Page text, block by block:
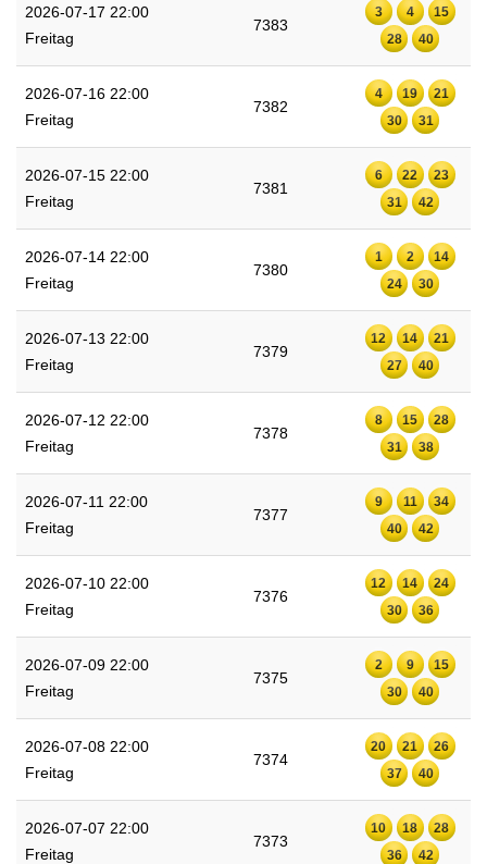
2026-07-17 22:00
Freitag
7383
3 4
15
28
40
2026-07-16 22:00
Freitag
7382
4 19
21
30
31
2026-07-15 22:00
Freitag
7381
6 22
23
31
42
2026-07-14 22:00
Freitag
7380
1 2
14
24
30
2026-07-13 22:00
Freitag
7379
12 14
21
27
40
2026-07-12 22:00
Freitag
7378
8 15
28
31
38
2026-07-11 22:00
Freitag
7377
9 11
34
40
42
2026-07-10 22:00
Freitag
7376
12 14
24
30
36
2026-07-09 22:00
Freitag
7375
2 9
15
30
40
2026-07-08 22:00
Freitag
7374
20 21
26
37
40
2026-07-07 22:00
Freitag
7373
10 18
28
36
42